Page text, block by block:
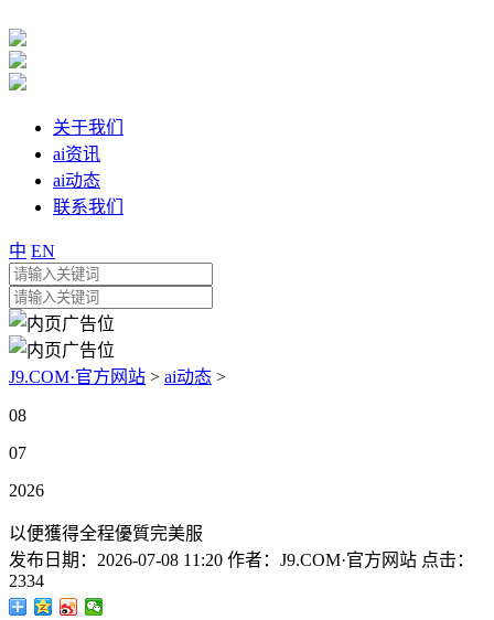
关于我们
ai资讯
ai动态
联系我们
中 EN
J9.COM·官方网站 > ai动态 >
08
07
2026
以便獲得全程優質完美服
发布日期： 2026-07-08 11:20 作者： J9.COM·官方网站 点击：
2334